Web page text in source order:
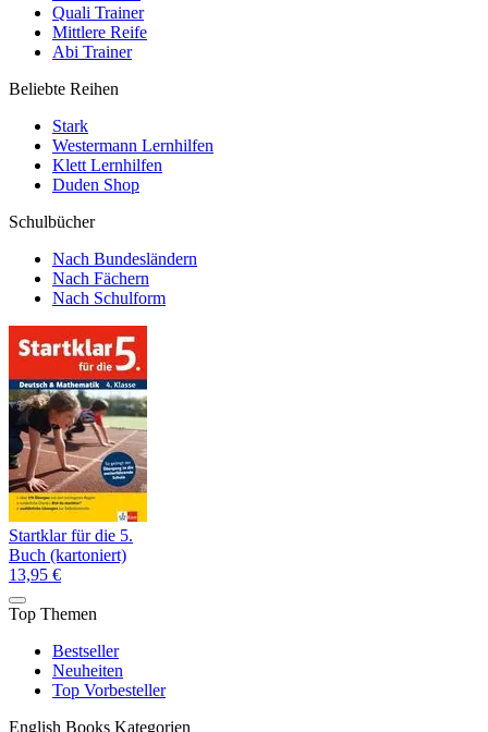
Quali Trainer
Mittlere Reife
Abi Trainer
Beliebte Reihen
Stark
Westermann Lernhilfen
Klett Lernhilfen
Duden Shop
Schulbücher
Nach Bundesländern
Nach Fächern
Nach Schulform
Startklar für die 5.
Buch (kartoniert)
13,95 €
Top Themen
Bestseller
Neuheiten
Top Vorbesteller
English Books Kategorien